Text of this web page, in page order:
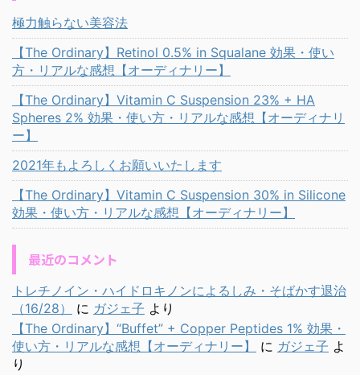
極力触らない美容法
【The Ordinary】Retinol 0.5% in Squalane 効果・使い
方・リアルな感想【オーディナリー】
【The Ordinary】Vitamin C Suspension 23% + HA
Spheres 2% 効果・使い方・リアルな感想【オーディナリ
ー】
2021年もよろしくお願いいたします
【The Ordinary】Vitamin C Suspension 30% in Silicone
効果・使い方・リアルな感想【オーディナリー】
最近のコメント
トレチノイン・ハイドロキノンによるしみ・そばかす退治
（16/28）
に ガジェ子 より
【The Ordinary】“Buffet” + Copper Peptides 1% 効果・
使い方・リアルな感想【オーディナリー】
に ガジェ子 よ
り